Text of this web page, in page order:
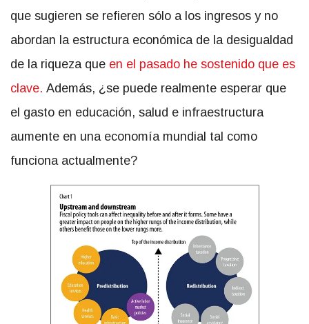
que sugieren se refieren sólo a los ingresos y no
abordan la estructura económica de la desigualdad
de la riqueza que en el pasado he sostenido que es
clave. Además, ¿se puede realmente esperar que
el gasto en educación, salud e infraestructura
aumente en una economía mundial tal como
funciona actualmente?